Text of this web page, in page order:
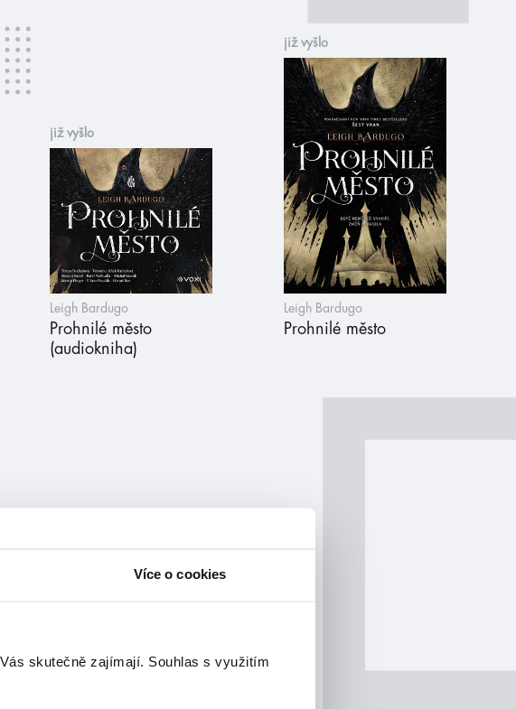
Více o cookies
skutečně zajímají. Souhlas s využitím
již vyšlo
Leigh Bardugo
Prohnilé město
(audiokniha)
již vyšlo
Leigh Bardugo
Prohnilé město